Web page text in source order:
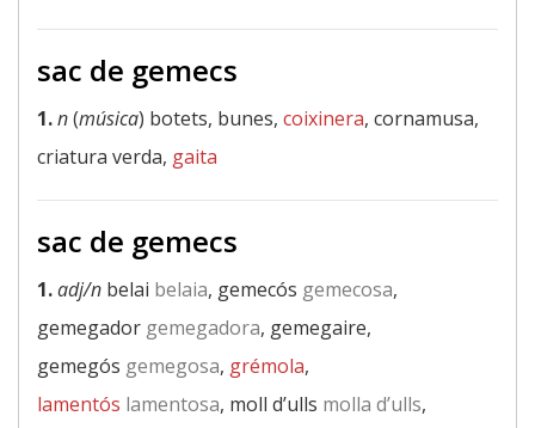
sac de gemecs
1.n(música) botets, bunes, coixinera, cornamusa,
criatura verda, gaita
sac de gemecs
1.adj/n belai belaia, gemecós gemecosa,
gemegador gemegadora, gemegaire,
gemegós gemegosa, grémola,
lamentós lamentosa, moll d’ulls molla d’ulls,